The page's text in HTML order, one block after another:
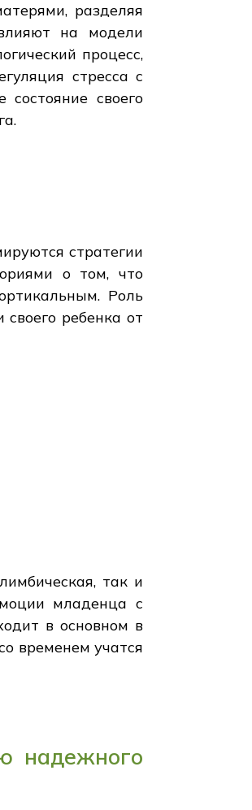
разделяя
на модели
процесс,
стресса с
своего
стратегии
о том, что
Роль
ребенка от
так и
младенца с
в основном в
временем учатся
надежного